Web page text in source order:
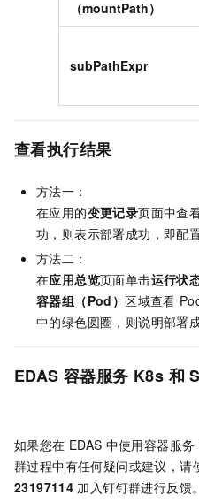
（mountPath）
subPathExpr
查看执行结果
方法一：
在应用的变更记录页面中查
功，则表示部署成功，即配置
方法二：
在应用总览页面单击运行状
容器组（Pod）区域查看
中的绿色圆圈，则说明部署
EDAS 容器服务 K8s 和
如果您在 EDAS 中使用容器服务
群过程中有任何疑问或建议，请
23197114 加入钉钉群进行反馈。